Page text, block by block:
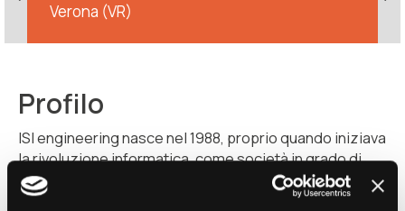
Verona (VR)
Profilo
ISI engineering nasce nel 1988, proprio quando iniziava
la rivoluzione informatica, come società in grado di
sviluppare
Idee e Soluzioni per l’Industria, acronimo
del nome ISI.